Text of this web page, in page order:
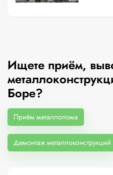
Ищете приём,
Боре?
Приём металлолома
Демонтаж металлоконструкций